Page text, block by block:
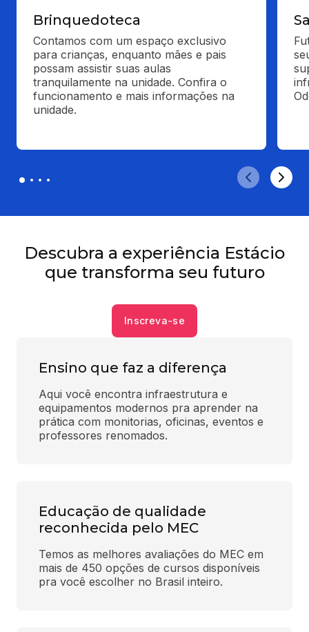
Brinquedoteca
Contamos com um espaço exclusivo
para crianças, enquanto mães e pais
possam assistir suas aulas
tranquilamente na unidade. Confira o
funcionamento e mais informações na
unidade.
Descubra a experiência Estácio
que transforma seu futuro
Inscreva-se
Ensino que faz a diferença
Aqui você encontra infraestrutura e
equipamentos modernos pra aprender na
prática com monitorias, oficinas, eventos e
professores renomados.
Educação de qualidade
reconhecida pelo MEC
Temos as melhores avaliações do MEC em
mais de 450 opções de cursos disponíveis
pra você escolher no Brasil inteiro.